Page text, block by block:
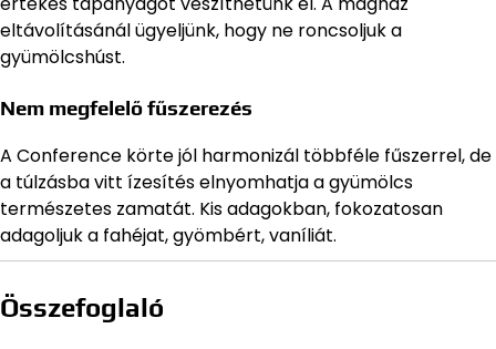
eltávolításánál ügyeljünk, hogy ne roncsoljuk a
gyümölcshúst.
Nem megfelelő fűszerezés
A Conference körte jól harmonizál többféle fűszerrel, de
a túlzásba vitt ízesítés elnyomhatja a gyümölcs
természetes zamatát. Kis adagokban, fokozatosan
adagoljuk a fahéjat, gyömbért, vaníliát.
Összefoglaló